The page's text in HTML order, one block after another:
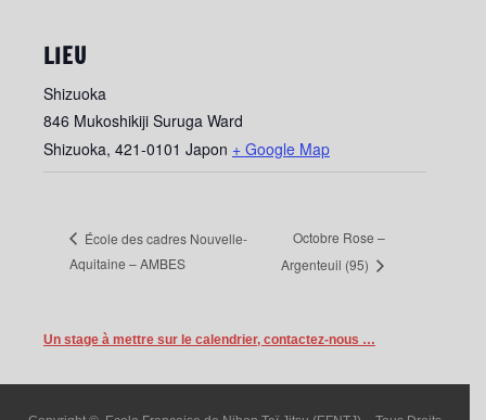
LIEU
Shizuoka
846 Mukoshikiji Suruga Ward
Shizuoka, 421-0101 Japon + Google Map
École des cadres Nouvelle-
Aquitaine – AMBES
Octobre Rose –
Argenteuil (95)
Un stage à mettre sur le calendrier, contactez-nous …